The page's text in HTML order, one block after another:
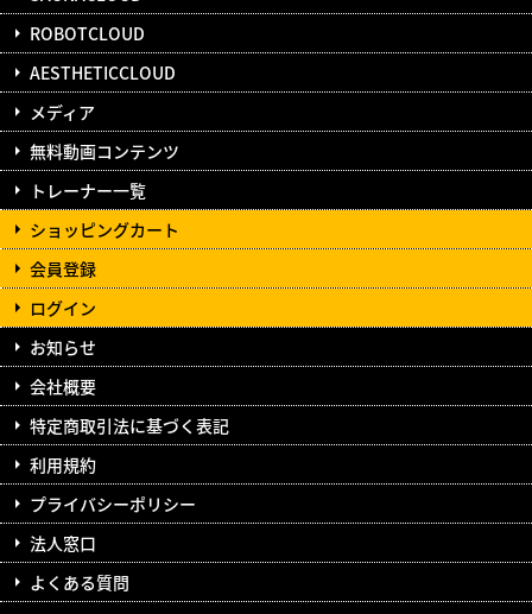
ROBOTCLOUD
AESTHETICCLOUD
メディア
無料動画コンテンツ
トレーナー一覧
ショッピングカート
会員登録
ログイン
お知らせ
会社概要
特定商取引法に基づく表記
利用規約
プライバシーポリシー
法人窓口
よくある質問